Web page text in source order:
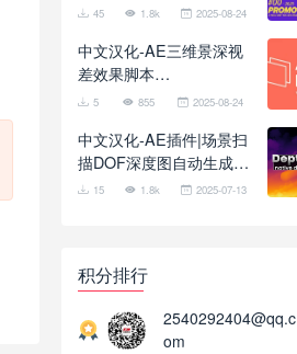
Motion Tools Pro 2025
45 1.8k 2025-08-24
中文汉化-AE三维景深视
差效果脚本
AnimateParallax V1.3.0
5 855 2025-08-24
中文汉化-AE插件|场景扫
描DOF深度图自动生成工
具 Depth Scanner 2
15 1.8k 2025-07-13
积分排行
2540292404@qq.c
om